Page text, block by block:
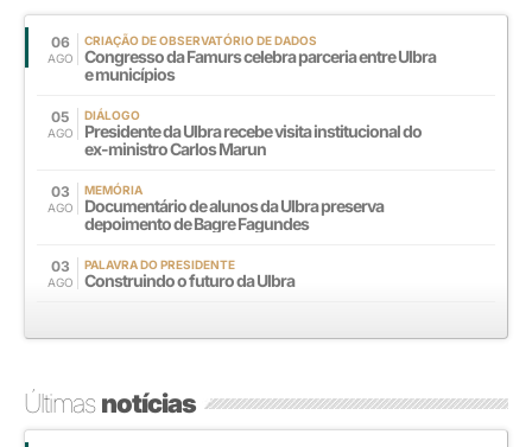
06
AGO
CRIAÇÃO DE OBSERVATÓRIO DE DADOS
Congresso da Famurs celebra parceria entre Ulbra
e municípios
05
AGO
DIÁLOGO
Presidente da Ulbra recebe visita institucional do
ex-ministro Carlos Marun
03
AGO
MEMÓRIA
Documentário de alunos da Ulbra preserva
depoimento de Bagre Fagundes
03
AGO
PALAVRA DO PRESIDENTE
Construindo o futuro da Ulbra
Últimasnotícias